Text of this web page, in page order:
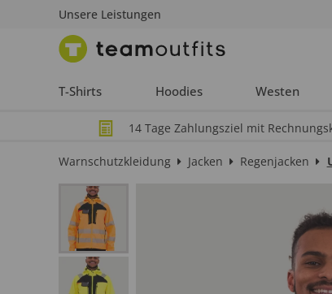
Unsere Leistungen
T-Shirts Hoodies Westen
14 Tage Zahlungsziel mit
Warnschutzkleidung Jacken Regenjacken